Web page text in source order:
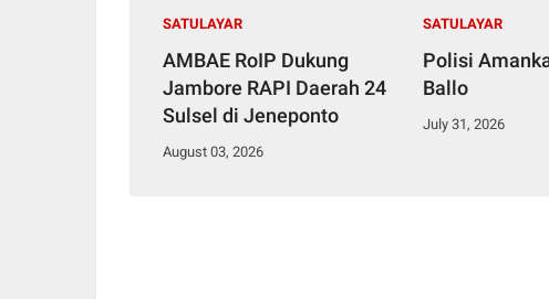
SATULAYAR
AMBAE RoIP Dukung
Jambore RAPI Daerah 24
Sulsel di Jeneponto
August 03, 2026
SATULAYAR
Polisi
Ballo
July 31, 2026